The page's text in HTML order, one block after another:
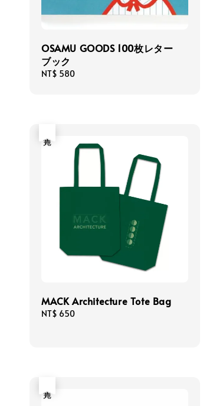
OSAMU GOODS 100枚レター
ブック
Regular
NT$ 580
MACK Architecture Tote Bag
Regular
NT$ 650